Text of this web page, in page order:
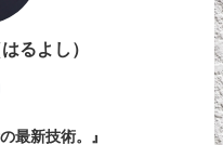
るよし）
最新技術。』